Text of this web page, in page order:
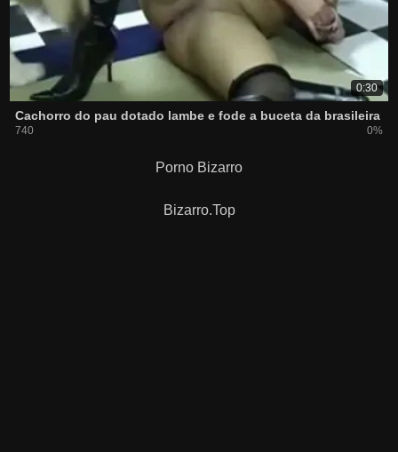
0:30
Cachorro do pau dotado lambe e fode a buceta da brasileira
740 0%
Porno Bizarro
Bizarro.Top